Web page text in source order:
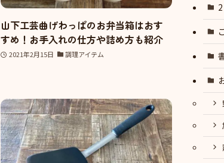
山下工芸曲げわっぱのお弁当箱はおす
すめ！お手入れの仕方や詰め方も紹介
2021年2月15日 調理アイテム